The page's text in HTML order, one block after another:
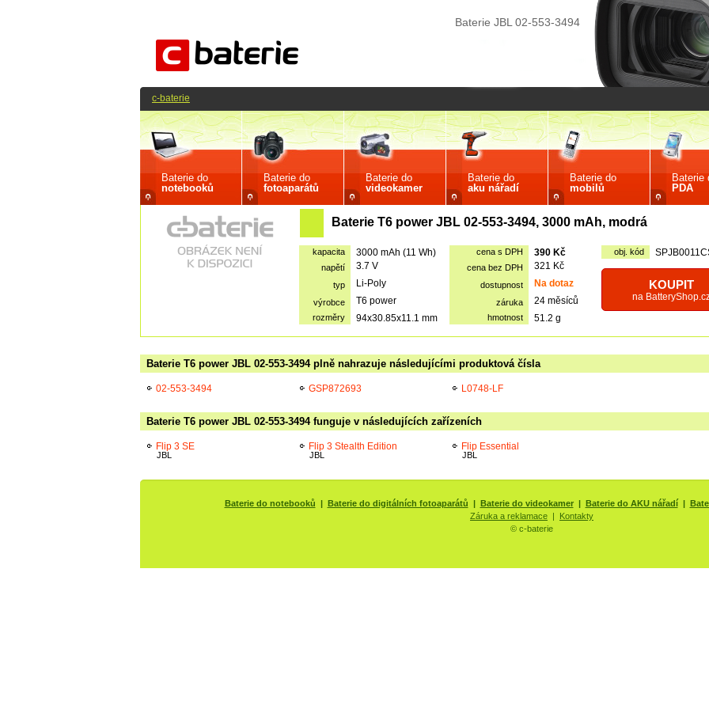
Baterie JBL 02-553-3494
Baterie do
notebooků
Baterie do
fotoaparátů
Baterie do
videokamer
Baterie do
aku nářadí
Baterie do
mobilů
Baterie
PDA
Baterie T6 power JBL 02-553-3494, 3000 mAh, modrá
kapacita 3000 mAh (11 Wh) cena s DPH 390 Kč obj. kód
napětí 3.7 V cena bez DPH 321 Kč
KOUPIT
na
typ Li-Poly dostupnost Na dotaz
výrobce T6 power záruka 24 měsíců
rozměry 94x30.85x11.1 mm hmotnost 51.2 g
Baterie T6 power JBL 02-553-3494 plně nahrazuje následujícími produktová čísla
02-553-3494 GSP872693 L0748-LF
Baterie T6 power JBL 02-553-3494 funguje v následujících zařízeních
Flip 3 SE
JBL
Flip 3 Stealth Edition
JBL
Flip Essential
JBL
c-baterie
Baterie do notebooků | Baterie do digitálních fotoaparátů | Baterie do videokamer| Baterie do AKU nářadí|
Záruka a reklamace | Kontakty
© c-baterie